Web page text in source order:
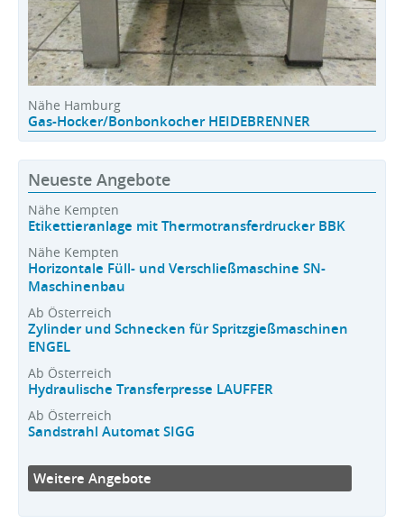
Nähe Hamburg
Gas-Hocker/Bonbonkocher HEIDEBRENNER
Neueste Angebote
Nähe Kempten
Etikettieranlage mit Thermotransferdrucker BBK
Nähe Kempten
Horizontale Füll- und Verschließmaschine SN-
Maschinenbau
Ab Österreich
Zylinder und Schnecken für Spritzgießmaschinen
ENGEL
Ab Österreich
Hydraulische Transferpresse LAUFFER
Ab Österreich
Sandstrahl Automat SIGG
Weitere Angebote